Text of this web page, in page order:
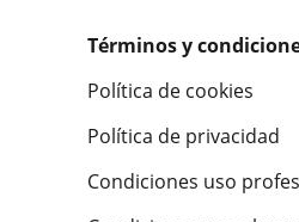
Términos y
Política de cookies
Política de privacidad
Condiciones uso